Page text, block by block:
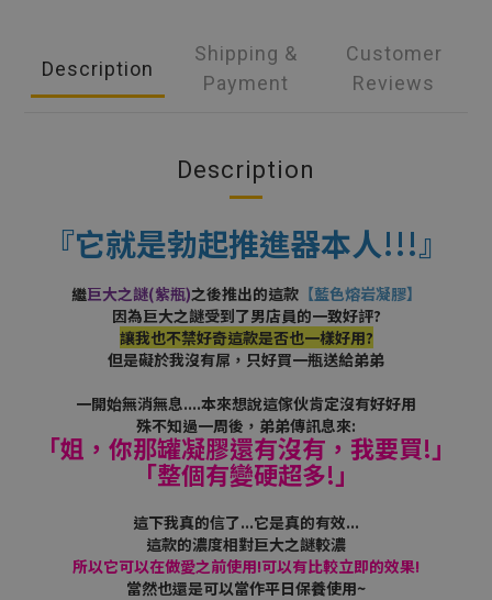
Description
Shipping &
Payment
Customer
Reviews
Description
『它就是勃起推進器本人!!!』
繼巨大之謎(紫瓶)之後推出的這款【藍色熔岩凝膠】
因為巨大之謎受到了男店員的一致好評?
讓我也不禁好奇這款是否也一樣好用?
但是礙於我沒有屌，只好買一瓶送給弟弟
一開始無消無息....本來想說這傢伙肯定沒有好好用
殊不知過一周後，弟弟傳訊息來:
「姐，你那罐凝膠還有沒有，我要買!」
「整個有變硬超多!」
這下我真的信了...它是真的有效...
這款的濃度相對巨大之謎較濃
所以它可以在做愛之前使用!可以有比較立即的效果!
當然也還是可以當作平日保養使用~